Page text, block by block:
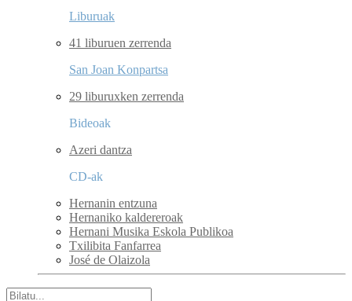
Liburuak
41 liburuen zerrenda
San Joan Konpartsa
29 liburuxken zerrenda
Bideoak
Azeri dantza
CD-ak
Hernanin entzuna
Hernaniko kaldereroak
Hernani Musika Eskola Publikoa
Txilibita Fanfarrea
José de Olaizola